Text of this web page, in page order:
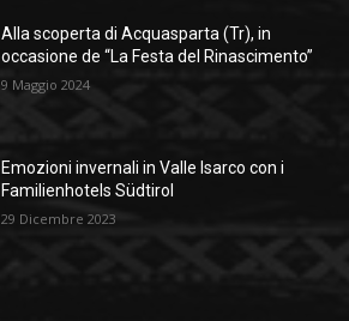
Alla scoperta di Acquasparta (Tr), in
occasione de “La Festa del Rinascimento”
9 Maggio 2024
Emozioni invernali in Valle Isarco con i
Familienhotels Südtirol
29 Dicembre 2023